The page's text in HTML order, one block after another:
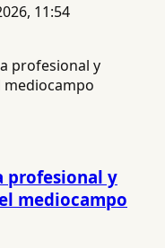
11:54
profesional y
mediocampo